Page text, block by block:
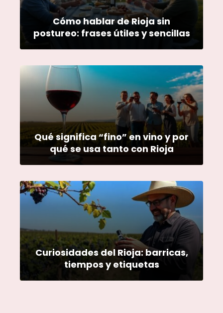
Cómo hablar de Rioja sin
postureo: frases útiles y sencillas
Qué significa “fino” en vino y por
qué se usa tanto con Rioja
Curiosidades del Rioja: barricas,
tiempos y etiquetas